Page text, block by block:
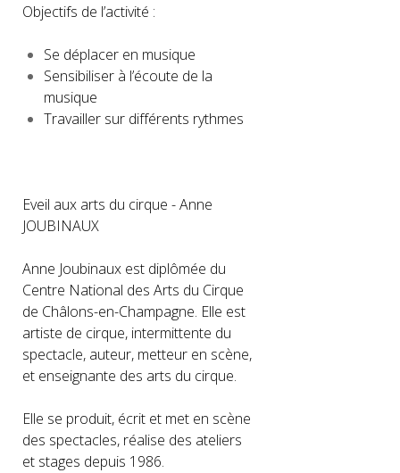
Objectifs de l’activité :
Se déplacer en musique
Sensibiliser à l’écoute de la
musique
Travailler sur différents rythmes
Eveil aux arts du cirque - Anne
JOUBINAUX
Anne Joubinaux est diplômée du
Centre National des Arts du Cirque
de Châlons-en-Champagne. Elle est
artiste de cirque, intermittente du
spectacle, auteur, metteur en scène,
et enseignante des arts du cirque.
Elle se produit, écrit et met en scène
des spectacles, réalise des ateliers
et stages depuis 1986.